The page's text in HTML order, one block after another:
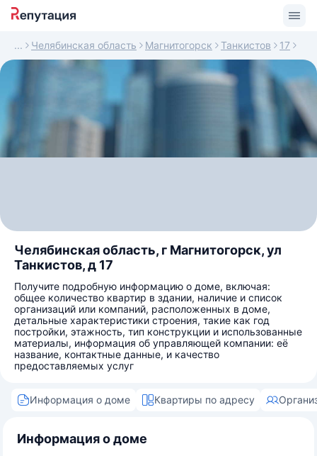
Челябинская область Магнитогорск Танкистов 17
Челябинская область, г Магнитогорск, ул
Танкистов, д 17
Получите подробную информацию о доме, включая:
общее количество квартир в здании, наличие и список
организаций или компаний, расположенных в доме,
детальные характеристики строения, такие как год
постройки, этажность, тип конструкции и использованные
материалы, информация об управляющей компании: её
название, контактные данные, и качество
предоставляемых услуг
Информация о доме Квартиры по адресу
Информация о доме